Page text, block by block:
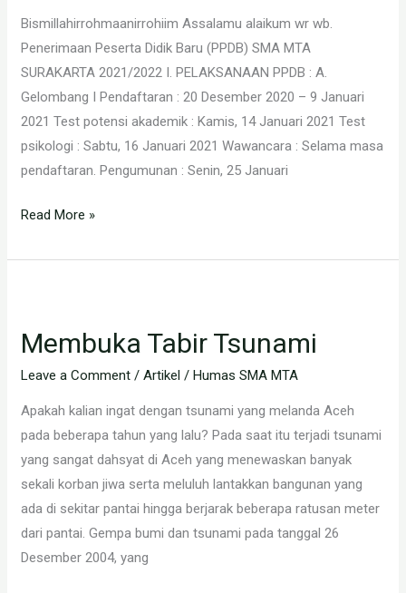
Bismillahirrohmaanirrohiim Assalamu alaikum wr wb.
Penerimaan Peserta Didik Baru (PPDB) SMA MTA
SURAKARTA 2021/2022 I. PELAKSANAAN PPDB : A.
Gelombang I Pendaftaran : 20 Desember 2020 – 9 Januari
2021 Test potensi akademik : Kamis, 14 Januari 2021 Test
psikologi : Sabtu, 16 Januari 2021 Wawancara : Selama masa
pendaftaran. Pengumunan : Senin, 25 Januari
Read More »
Membuka Tabir Tsunami
Leave a Comment /Artikel /Humas SMA MTA
Apakah kalian ingat dengan tsunami yang melanda Aceh
pada beberapa tahun yang lalu? Pada saat itu terjadi tsunami
yang sangat dahsyat di Aceh yang menewaskan banyak
sekali korban jiwa serta meluluh lantakkan bangunan yang
ada di sekitar pantai hingga berjarak beberapa ratusan meter
dari pantai. Gempa bumi dan tsunami pada tanggal 26
Desember 2004, yang
Tsunami